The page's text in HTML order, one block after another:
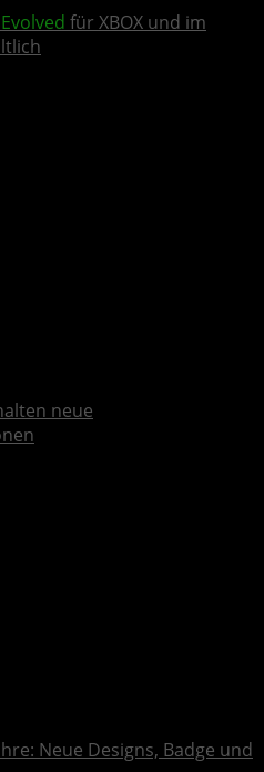
für XBOX und im
neue
Neue Designs, Badge und